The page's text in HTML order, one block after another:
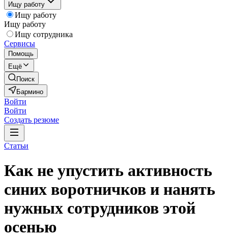
Ищу работу
Ищу работу
Ищу работу
Ищу сотрудника
Сервисы
Помощь
Ещё
Поиск
Бармино
Войти
Войти
Создать резюме
Статьи
Как не упустить активность
синих воротничков и нанять
нужных сотрудников этой
осенью